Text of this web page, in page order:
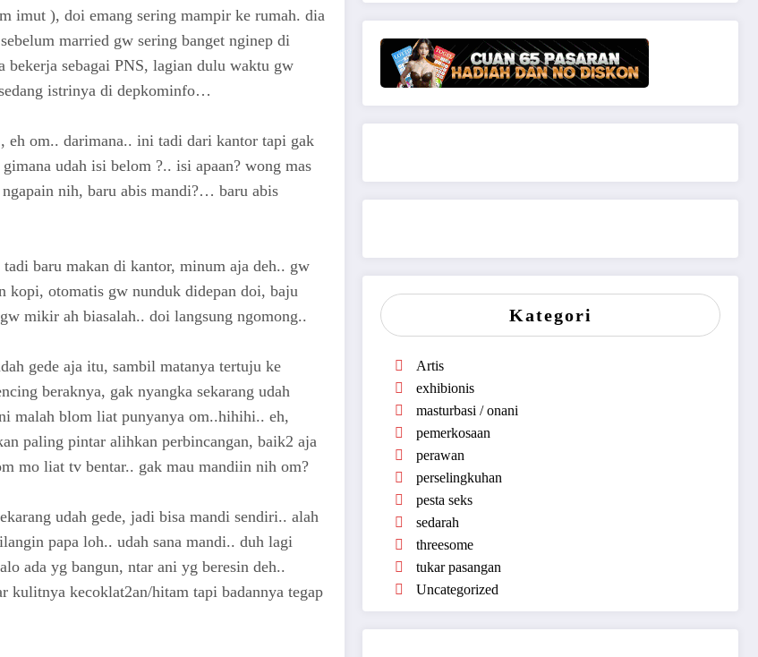
imut ), doi emang sering mampir ke rumah. dia
married gw sering banget nginep di
bekerja sebagai PNS, lagian dulu waktu gw
istrinya di depkominfo…
eh om.. darimana.. ini tadi dari kantor tapi gak
udah isi belom ?.. isi apaan? wong mas
nih, baru abis mandi?… baru abis
baru makan di kantor, minum aja deh.. gw
kopi, otomatis gw nunduk didepan doi, baju
mikir ah biasalah.. doi langsung ngomong..
gede aja itu, sambil matanya tertuju ke
beraknya, gak nyangka sekarang udah
malah blom liat punyanya om..hihihi.. eh,
paling pintar alihkan perbincangan, baik2 aja
mo liat tv bentar.. gak mau mandiin nih om?
udah gede, jadi bisa mandi sendiri.. alah
papa loh.. udah sana mandi.. duh lagi
ada yg bangun, ntar ani yg beresin deh..
kulitnya kecoklat2an/hitam tapi badannya tegap
Kategori
Artis
exhibionis
masturbasi / onani
pemerkosaan
perawan
perselingkuhan
pesta seks
sedarah
threesome
tukar pasangan
Uncategorized